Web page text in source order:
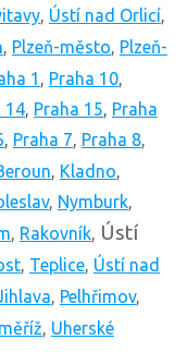
, Ústí nad Orlicí,
, Plzeň-město, Plzeň-
1 , Praha 10,
14, Praha 15, Praha
, Praha 7, Praha 8,
, Kladno,
, Nymburk,
, Rakovník, Ústí
, Teplice, Ústí nad
, Pelhřimov,
, Uherské